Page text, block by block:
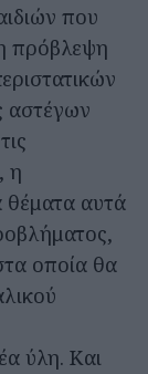
που
πρόβλεψη
αστέγων
η
αυτά
οποία θα
ύλη. Και